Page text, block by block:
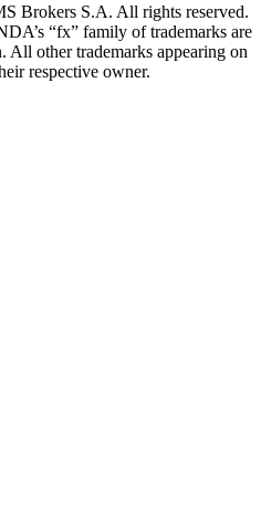
Brokers S.A. All rights reserved.
“fx” family of trademarks are
other trademarks appearing on
respective owner.